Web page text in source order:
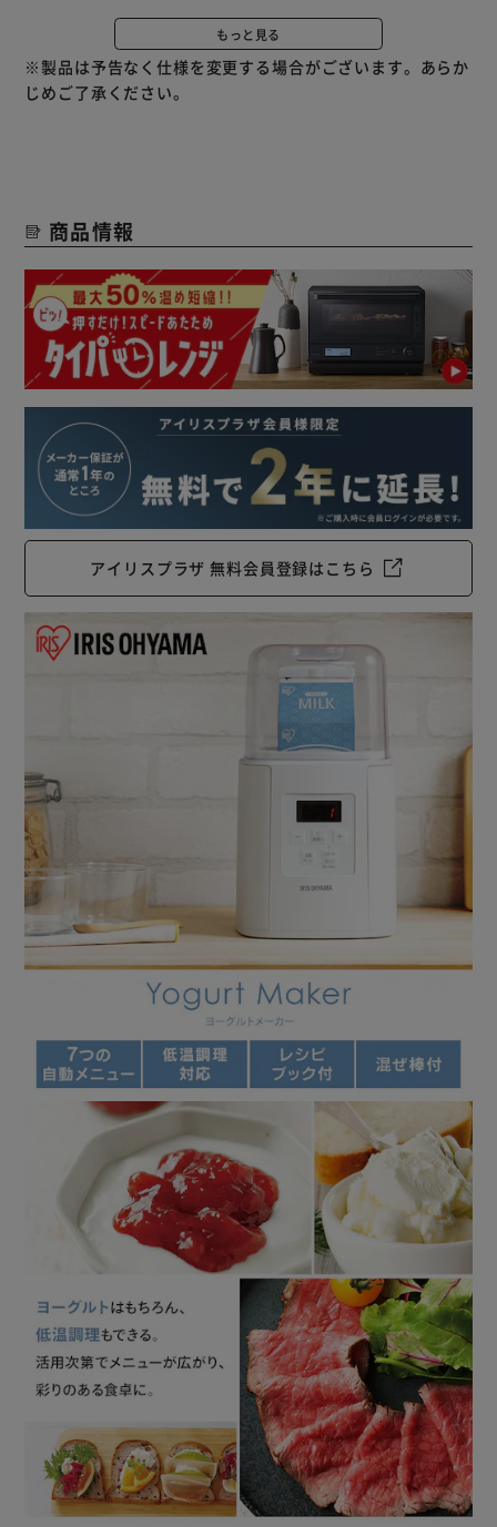
できたての美味しいヨーグルトを毎日の食卓に。
材料はお好きな市販の牛乳とヨーグルトだけ。
7種類の自動メニュー。
作り方をすぐに確認できるレシピ本付き！
メニューの幅も広がります。
もっと見る
※製品は予告なく仕様を変更する場合がございます。あらか
じめご了承ください。
商品情報
アイリスプラザ 無料会員登録はこちら